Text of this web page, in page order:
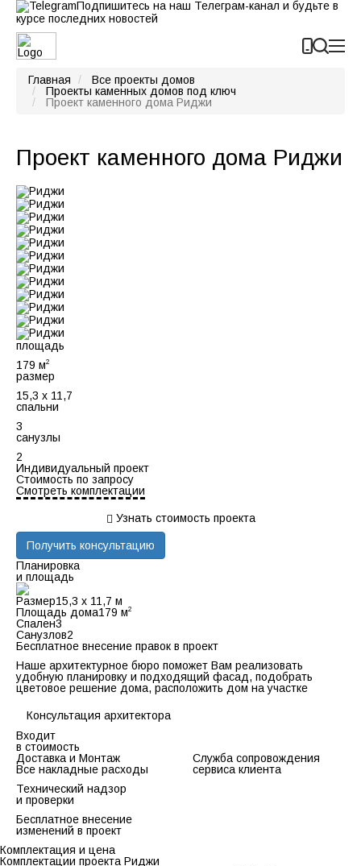
Подпишитесь на наш Телеграм-канал и будьте в
курсе последних новостей
Главная
Все проекты домов
Проекты каменных домов под ключ
Проект каменного дома Риджи
Проект каменного дома Риджи
площадь
179 м2
размер
15,3 х 11,7
спальни
3
санузлы
2
Индивидуальный проект
Стоимость по запросу
Смотреть комплектации
Узнать стоимость проекта
Получить консультацию
Планировка
и площадь
Размер15,3 х 11,7 м
Площадь дома179 м2
Спален3
Санузлов2
Бесплатное внесение правок в проект
Наше архитектурное бюро поможет Вам реализовать
удобную планировку и подходящий фасад, подобрать
цветовое решение дома, расположить дом на участке
Консультация архитектора
Входит
в стоимость
Доставка и Монтаж
Все накладные расходы
Служба сопровождения
сервиса клиента
Технический надзор
и проверки
Бесплатное внесение
изменений в проект
Комплектация и цена
Комплектации проекта Риджи